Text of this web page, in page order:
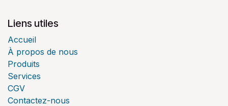
Liens utiles
Accueil
À propos de nous
Produits
Services
CGV
Contactez-nous